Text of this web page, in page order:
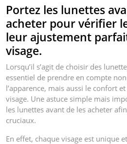
Portez les lunettes
acheter pour vérifier
leur ajustement
visage.
Lorsqu’il s’agit de choisir des
essentiel de prendre en compte
l’apparence, mais aussi le confort
visage. Une astuce simple mais
les lunettes avant de les acheter
cruciaux.
En effet, chaque visage est unique